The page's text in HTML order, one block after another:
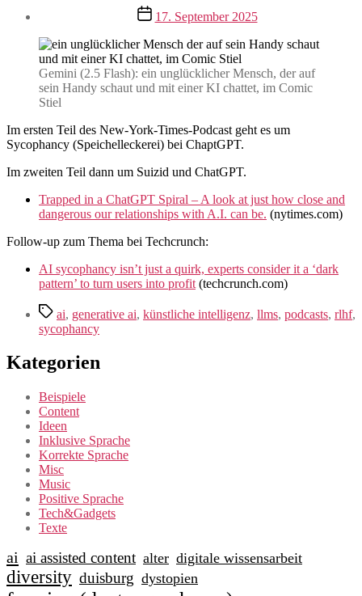
Veröffentlichungsdatum
17. September 2025
Gemini (2.5 Flash): ein unglücklicher Mensch, der auf
sein Handy schaut und mit einer KI chattet, im Comic
Stiel
Im ersten Teil des New-York-Times-Podcast geht es um
Sycophancy (Speichelleckerei) bei ChaptGPT.
Im zweiten Teil dann um Suizid und ChatGPT.
Trapped in a ChatGPT Spiral – A look at just how close and
dangerous our relationships with A.I. can be. (nytimes.com)
Follow-up zum Thema bei Techcrunch:
AI sycophancy isn’t just a quirk, experts consider it a ‘dark
pattern’ to turn users into profit (techcrunch.com)
Schlagwörter
ai, generative ai, künstliche intelligenz, llms, podcasts, rlhf,
sycophancy
Kategorien
Beispiele
Content
Ideen
Inklusive Sprache
Korrekte Sprache
Misc
Music
Positive Sprache
Tech&Gadgets
Texte
ai ai assisted content alter digitale wissensarbeit
diversity duisburg dystopien